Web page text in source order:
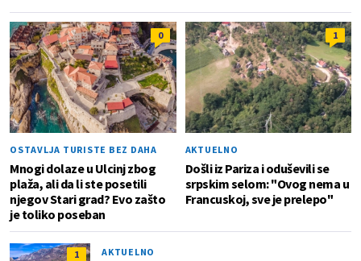
0
OSTAVLJA TURISTE BEZ DAHA
Mnogi dolaze u Ulcinj zbog
plaža, ali da li ste posetili
njegov Stari grad? Evo zašto
je toliko poseban
1
AKTUELNO
Došli iz Pariza i oduševili se
srpskim selom: "Ovog nema u
Francuskoj, sve je prelepo"
1 AKTUELNO